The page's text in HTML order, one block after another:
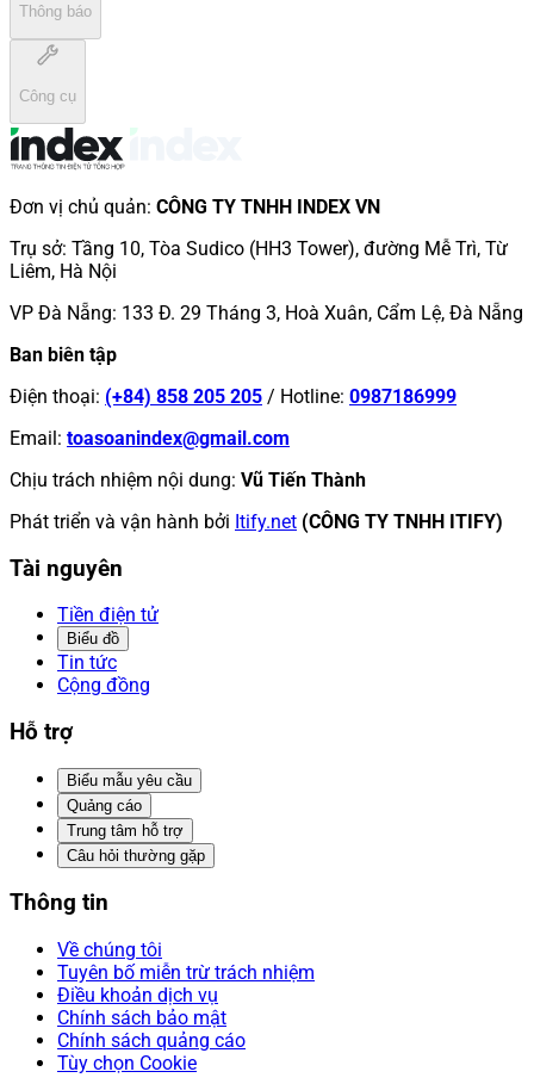
Thông báo
Công cụ
Đơn vị chủ quản: CÔNG TY TNHH INDEX VN
Trụ sở: Tầng 10, Tòa Sudico (HH3 Tower), đường Mễ Trì, Từ
Liêm, Hà Nội
VP Đà Nẵng: 133 Đ. 29 Tháng 3, Hoà Xuân, Cẩm Lệ, Đà Nẵng
Ban biên tập
Điện thoại: (+84) 858 205 205 / Hotline: 0987186999
Email: toasoanindex@gmail.com
Chịu trách nhiệm nội dung: Vũ Tiến Thành
Phát triển và vận hành bởi Itify.net (CÔNG TY TNHH ITIFY)
Tài nguyên
Tiền điện tử
Biểu đồ
Tin tức
Cộng đồng
Hỗ trợ
Biểu mẫu yêu cầu
Quảng cáo
Trung tâm hỗ trợ
Câu hỏi thường gặp
Thông tin
Về chúng tôi
Tuyên bố miễn trừ trách nhiệm
Điều khoản dịch vụ
Chính sách bảo mật
Chính sách quảng cáo
Tùy chọn Cookie